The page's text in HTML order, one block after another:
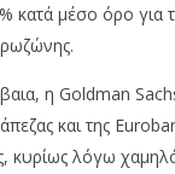
κατά μέσο όρο για
η Goldman
και της
κυρίως λόγω